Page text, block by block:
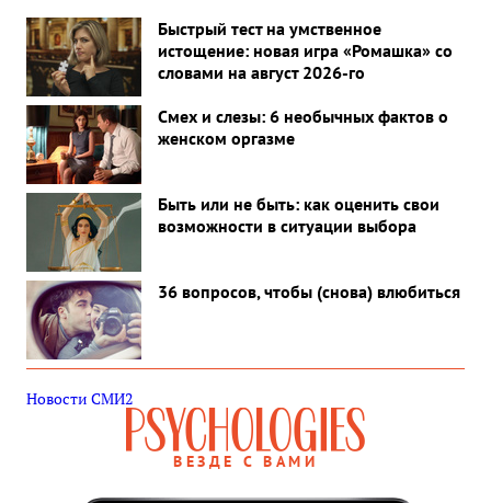
Быстрый тест на умственное
истощение: новая игра «Ромашка» со
словами на август 2026-го
Смех и слезы: 6 необычных фактов о
женском оргазме
Быть или не быть: как оценить свои
возможности в ситуации выбора
36 вопросов, чтобы (снова) влюбиться
Новости СМИ2
ВЕЗДЕ С ВАМИ